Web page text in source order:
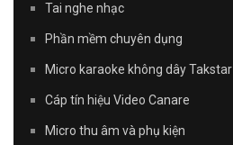
Tai nghe nhạc
Phần mềm chuyên dụng
Micro karaoke không dây Takstar
Cáp tín hiệu Video Canare
Micro thu âm và phụ kiện